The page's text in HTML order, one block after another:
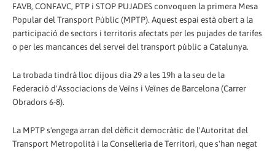
FAVB, CONFAVC, PTP i STOP PUJADES convoquen la primera Mesa
Popular del Transport Públic (MPTP). Aquest espai està obert a la
participació de sectors i territoris afectats per les pujades de tarifes
o per les mancances del servei del transport públic a Catalunya.
La trobada tindrà lloc dijous dia 29 a les 19h a la seu de la
Federació d'Associacions de Veïns i Veïnes de Barcelona (Carrer
Obradors 6-8).
La MPTP s'engega arran del dèficit democràtic de l'Autoritat del
Transport Metropolità i la Conselleria de Territori, que s'han negat